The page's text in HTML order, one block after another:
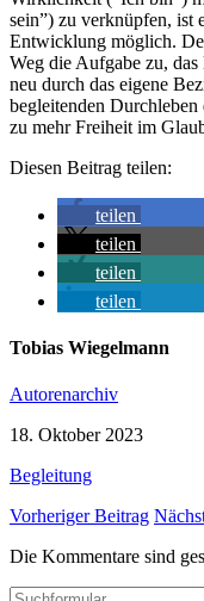
sein”) zu verknüpfen, ist
Entwicklung möglich.
Weg die Aufgabe zu,
neu durch das eigene
begleitenden
zu mehr Freiheit im
Diesen Beitrag teilen:
teilen
teilen
teilen
teilen
Tobias Wiegelmann
Autorenarchiv
18. Oktober 2023
Begleitung
Vorheriger Beitrag
Die Kommentare sind
Suchen